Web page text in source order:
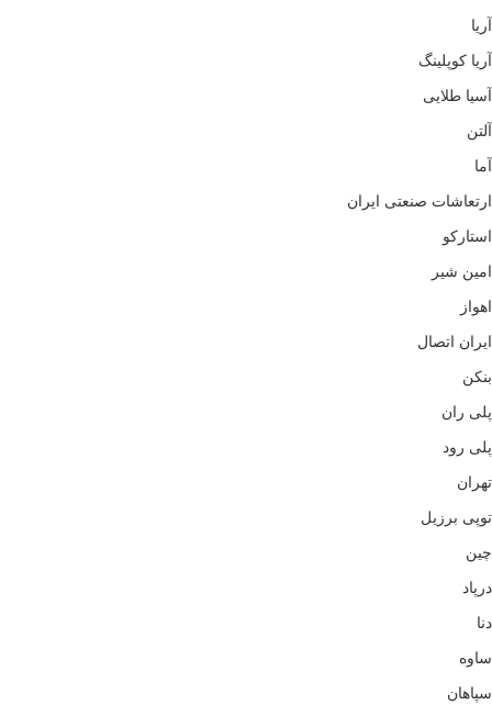
آریا
آریا کوپلینگ
آسیا طلایی
آلتن
آما
ارتعاشات صنعتی ایران
استارکو
امین شیر
اهواز
ایران اتصال
بنکن
پلی ران
پلی رود
تهران
توپی برزیل
چین
درپاد
دنا
ساوه
سپاهان